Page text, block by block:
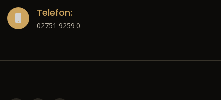
Telefon:
02751 9259 0